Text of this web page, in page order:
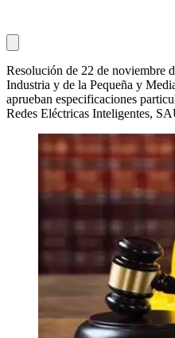
Resolución de 22 de noviembre
Industria y de la Pequeña y
aprueban especificaciones
Redes Eléctricas Inteligentes,